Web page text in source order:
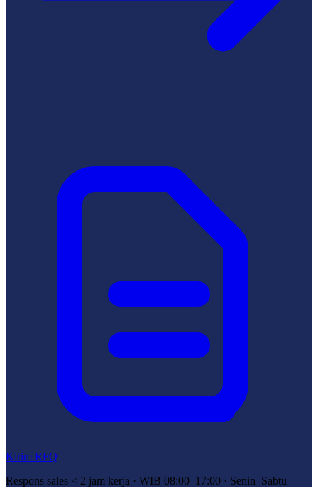
Kirim RFQ
Respons sales < 2 jam kerja · WIB 08:00–17:00 · Senin–Sabtu